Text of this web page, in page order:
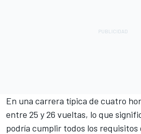
En una carrera típica de cuatro
entre 25 y 26 vueltas, lo que
podría cumplir todos los requisitos